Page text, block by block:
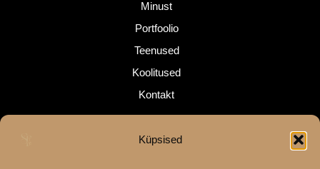
Küpsised
Minust
Portfoolio
Teenused
Koolitused
Kontakt
Lahtioleku ajad